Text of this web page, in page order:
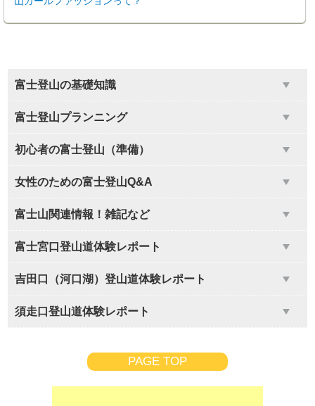
富士登山の基礎知識
富士登山プランニング
初心者の富士登山（準備）
女性のための富士登山Q&A
富士山関連情報！雑記など
富士宮口登山道体験レポート
吉田口（河口湖）登山道体験レポート
須走口登山道体験レポート
PAGE TOP